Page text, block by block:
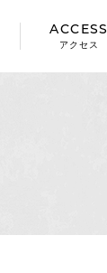
ACCESS
アクセス